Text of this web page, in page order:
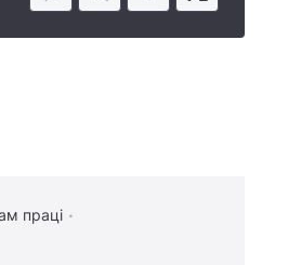
праці